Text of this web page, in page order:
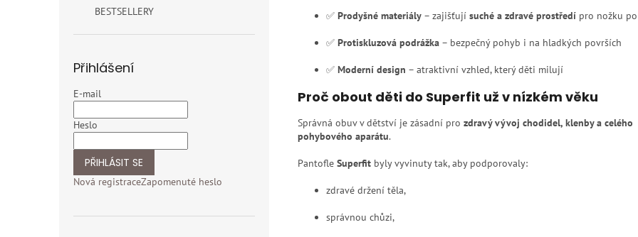
BESTSELLERY
Přihlášení
E-mail
Heslo
PŘIHLÁSIT SE
Nová registraceZapomenuté heslo
✅ Prodyšné materiály – zajišťují suché a zdravé prostředí pro nožku
✅ Protiskluzová podrážka – bezpečný pohyb i na hladkých površích
✅ Moderní design – atraktivní vzhled, který děti milují
Proč obout děti do Superfit už v nízkém věku
Správná obuv v dětství je zásadní pro zdravý vývoj chodidel, klenby a celého
pohybového aparátu.
Pantofle Superfit byly vyvinuty tak, aby podporovaly:
zdravé držení těla,
správnou chůzi,